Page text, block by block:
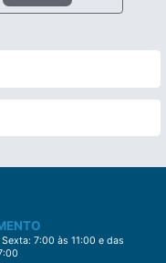
7:00 às 11:00 e das